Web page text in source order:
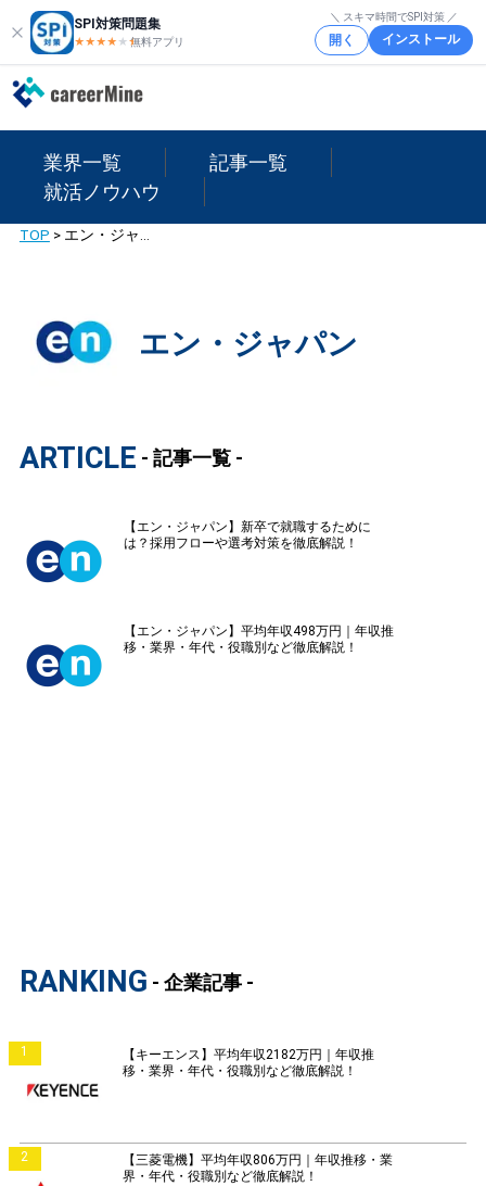
SPI対策問題集
★★★★ ★★
無料アプリ
＼ スキマ時間でSPI対策 ／
開く インストール
業界一覧
記事一覧
就活ノウハウ
TOP >
エン・ジャパン
ARTICLE - 記事一覧 -
【エン・ジャパン】新卒で就職するために
は？採用フローや選考対策を徹底解説！
【エン・ジャパン】平均年収498万円｜年収推
移・業界・年代・役職別など徹底解説！
RANKING - 企業記事 -
1
【キーエンス】平均年収2182万円｜年収推
移・業界・年代・役職別など徹底解説！
2
【三菱電機】平均年収806万円｜年収推移・業
界・年代・役職別など徹底解説！